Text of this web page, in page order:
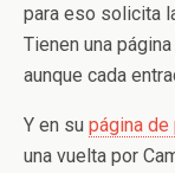
para eso solicita
Tienen una
aunque cada
Y en su página
una vuelta por